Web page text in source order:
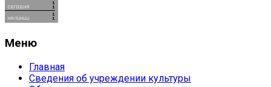
Меню
Главная
Сведения об учреждении культуры